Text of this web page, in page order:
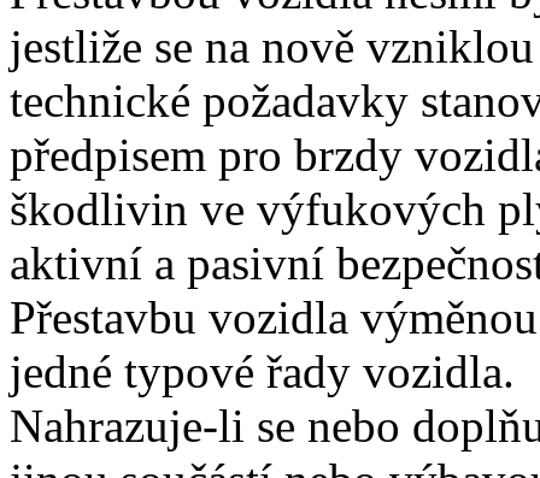
jestliže se na nově
technické požadavky
předpisem pro brzdy
škodlivin ve výfukových
aktivní a pasivní
Přestavbu vozidla
jedné typové řady vozidla.
Nahrazuje-li se nebo